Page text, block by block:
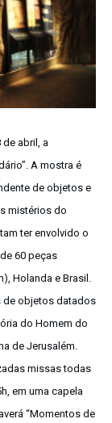
abril, a
A mostra é
de objetos e
mistérios do
ter envolvido o
60 peças
Holanda e Brasil.
de objetos datados
do Homem do
de Jerusalém.
missas todas
em uma capela
“Momentos de